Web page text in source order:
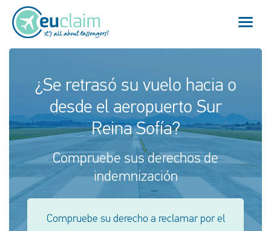
Vuelo cancelado
Vuelo retrasado
Conexión perdida
Embarque denegado
Nuestro servicio
¿Se retrasó su vuelo hacia o
desde el aeropuerto Sur
Reina Sofía?
Compruebe sus derechos de
indemnización
Compruebe su derecho a reclamar por el